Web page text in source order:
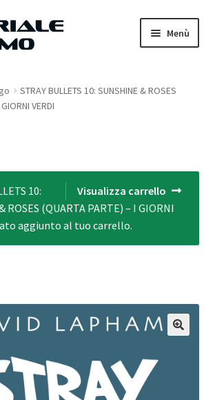
Menù
STRAY BULLETS 10: SUNSHINE & ROSES
VERDI
Visualizza carrello
10:
ROSES (QUARTA PARTE) – I GIORNI
aggiunto al tuo carrello.